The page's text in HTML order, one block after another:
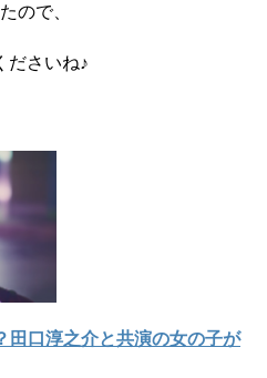
ので、
ださいね♪
田口淳之介と共演の女の子が